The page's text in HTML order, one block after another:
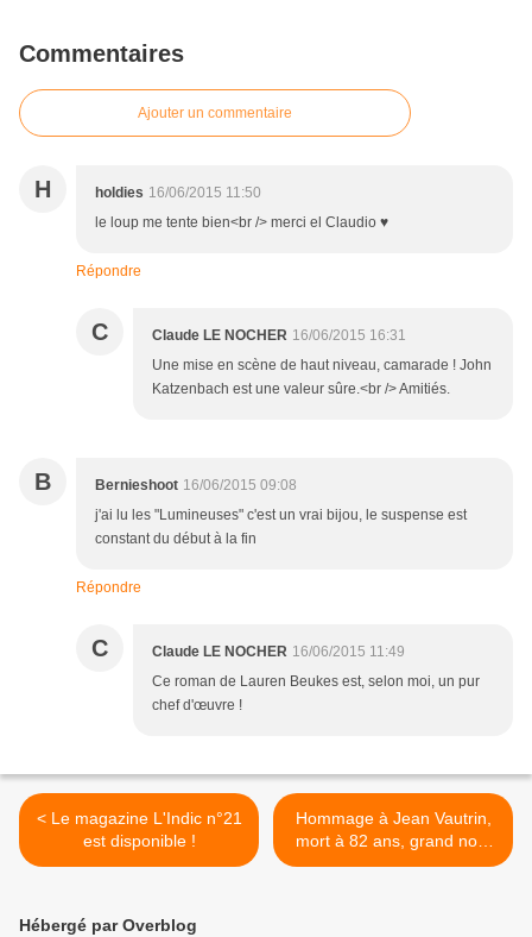
Commentaires
Ajouter un commentaire
H holdies 16/06/2015 11:50
le loup me tente bien<br /> merci el Claudio ♥
Répondre
C Claude LE NOCHER 16/06/2015 16:31
Une mise en scène de haut niveau, camarade ! John
Katzenbach est une valeur sûre.<br /> Amitiés.
B Bernieshoot 16/06/2015 09:08
j'ai lu les "Lumineuses" c'est un vrai bijou, le suspense est
constant du début à la fin
Répondre
C Claude LE NOCHER 16/06/2015 11:49
Ce roman de Lauren Beukes est, selon moi, un pur
chef d'œuvre !
< Le magazine L'Indic n°21
est disponible !
Hommage à Jean Vautrin,
mort à 82 ans, grand nom
du roman noir >
Hébergé par Overblog